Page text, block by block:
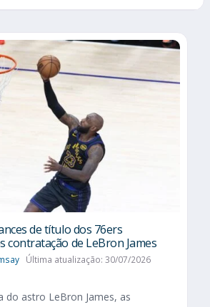
de título dos 76ers
contratação de LeBron James
Última atualização: 30/07/2026
do astro LeBron James, as